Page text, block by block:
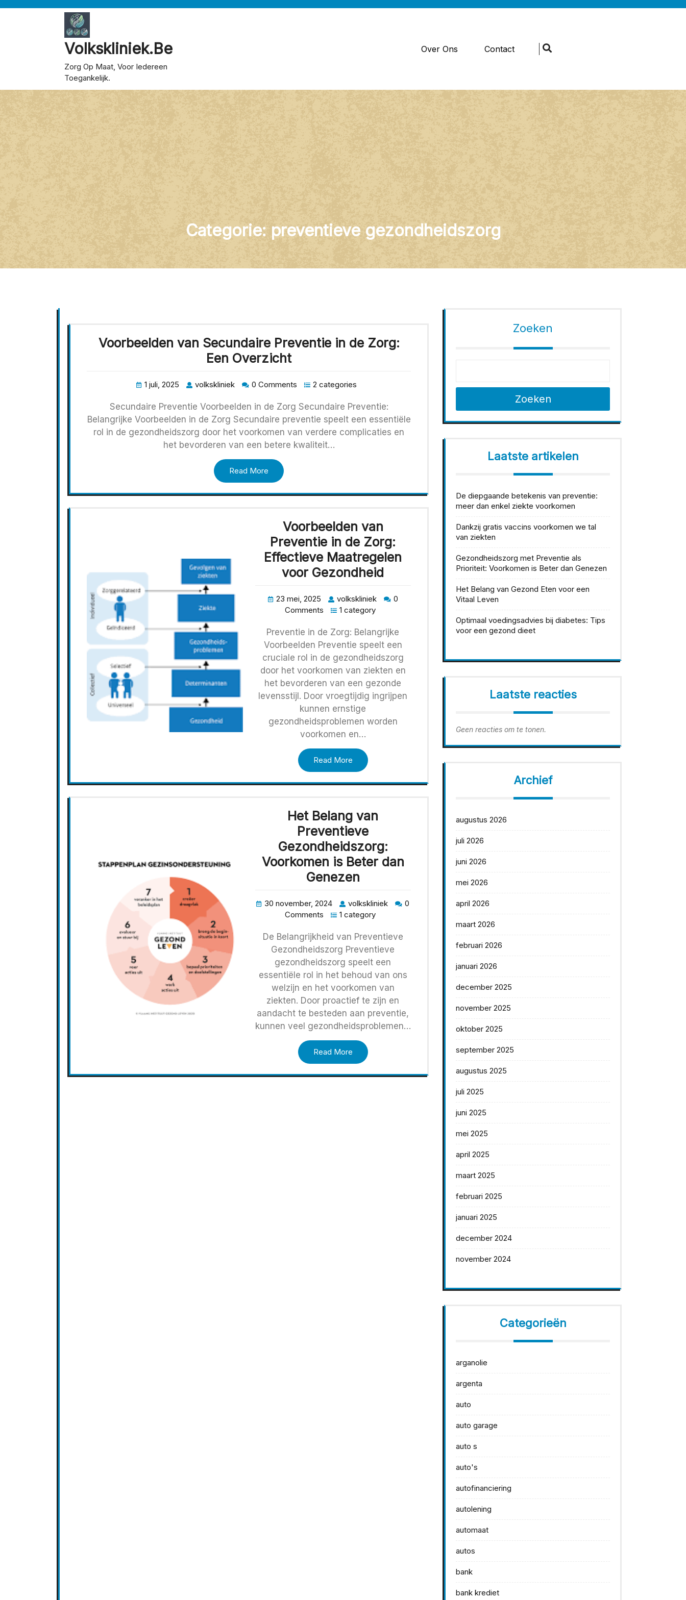
Volkskliniek.be
Zorg Op Maat, Voor Iedereen
Toegankelijk.
Over Ons Contact
Categorie: preventieve gezondheidszorg
Voorbeelden van Secundaire Preventie in de Zorg:
Een Overzicht
1 juli, 2025 volkskliniek 0 Comments 2 categories
Secundaire Preventie Voorbeelden in de Zorg Secundaire Preventie:
Belangrijke Voorbeelden in de Zorg Secundaire preventie speelt een essentiële
rol in de gezondheidszorg door het voorkomen van verdere complicaties en
het bevorderen van een betere kwaliteit…
Read More
Voorbeelden van
Preventie in de Zorg:
Effectieve Maatregelen
voor Gezondheid
23 mei, 2025 volkskliniek
0
Comments
1 category
Preventie in de Zorg: Belangrijke
Voorbeelden Preventie speelt een
cruciale rol in de gezondheidszorg
door het voorkomen van ziekten en
het bevorderen van een gezonde
levensstijl. Door vroegtijdig ingrijpen
kunnen ernstige
gezondheidsproblemen worden
voorkomen en…
Read More
Het Belang van
Preventieve
Gezondheidszorg:
Voorkomen is Beter dan
Genezen
30 november, 2024 volkskliniek
0
Comments
1 category
De Belangrijkheid van Preventieve
Gezondheidszorg Preventieve
gezondheidszorg speelt een
essentiële rol in het behoud van ons
welzijn en het voorkomen van
ziekten. Door proactief te zijn en
aandacht te besteden aan preventie,
kunnen veel gezondheidsproblemen…
Read More
Zoeken
Zoeken
Laatste artikelen
De diepgaande betekenis van preventie:
meer dan enkel ziekte voorkomen
Dankzij gratis vaccins voorkomen we tal
van ziekten
Gezondheidszorg met Preventie als
Prioriteit: Voorkomen is Beter dan Genezen
Het Belang van Gezond Eten voor een
Vitaal Leven
Optimaal voedingsadvies bij diabetes: Tips
voor een gezond dieet
Laatste reacties
Geen reacties om te tonen.
Archief
augustus 2026
juli 2026
juni 2026
mei 2026
april 2026
maart 2026
februari 2026
januari 2026
december 2025
november 2025
oktober 2025
september 2025
augustus 2025
juli 2025
juni 2025
mei 2025
april 2025
maart 2025
februari 2025
januari 2025
december 2024
november 2024
Categorieën
arganolie
argenta
auto
auto garage
auto s
auto's
autofinanciering
autolening
automaat
autos
bank
bank krediet